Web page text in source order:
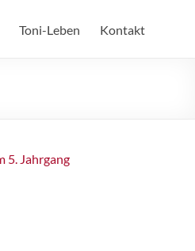
Toni-Leben Kontakt